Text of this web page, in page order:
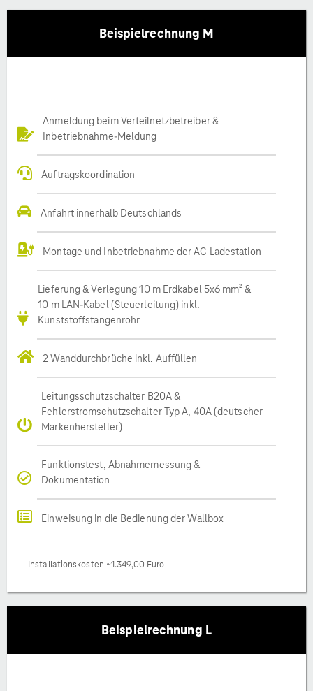
Beispielrechnung M
Anmeldung beim Verteilnetzbetreiber &
Inbetriebnahme-Meldung
Auftragskoordination
Anfahrt innerhalb Deutschlands
Montage und Inbetriebnahme der AC Ladestation
Lieferung & Verlegung 10 m Erdkabel 5x6 mm² &
10 m LAN-Kabel (Steuerleitung) inkl.
Kunststoffstangenrohr
2 Wanddurchbrüche inkl. Auffüllen
Leitungsschutzschalter B20A &
Fehlerstromschutzschalter Typ A, 40A (deutscher
Markenhersteller)
Funktionstest, Abnahmemessung &
Dokumentation
Einweisung in die Bedienung der Wallbox
Installationskosten ~1.349,00 Euro
Beispielrechnung L